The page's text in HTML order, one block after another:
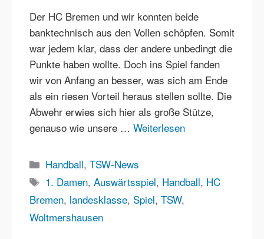
Der HC Bremen und wir konnten beide
banktechnisch aus den Vollen schöpfen. Somit
war jedem klar, dass der andere unbedingt die
Punkte haben wollte. Doch ins Spiel fanden
wir von Anfang an besser, was sich am Ende
als ein riesen Vorteil heraus stellen sollte. Die
Abwehr erwies sich hier als große Stütze,
genauso wie unsere … Weiterlesen
Kategorien
Handball,TSW-News
Schlagwörter
1. Damen,Auswärtsspiel, Handball, HC
Bremen, landesklasse, Spiel, TSW,
Woltmershausen